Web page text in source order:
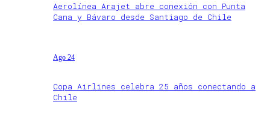
Aerolínea Arajet abre conexión con Punta
Cana y Bávaro desde Santiago de Chile
Ago 24
Copa Airlines celebra 25 años conectando a
Chile